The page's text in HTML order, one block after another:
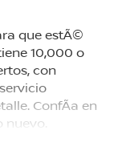
que estÃ©
10,000 o
con
ConfÃ­a en